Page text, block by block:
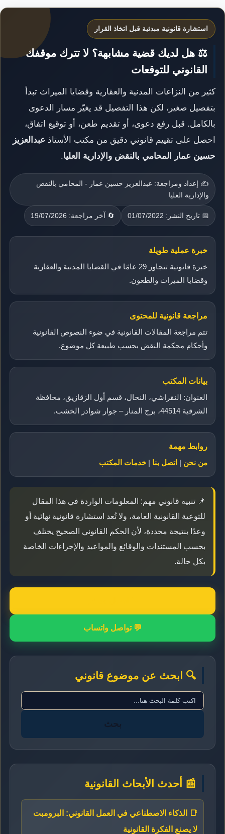
استشارة قانونية مبدئية قبل اتخاذ القرار
⚖️ هل لديك قضية مشابهة؟ لا تترك موقفك
القانوني للتوقعات
كثير من النزاعات المدنية والعقارية وقضايا الميراث تبدأ
بتفصيل صغير، لكن هذا التفصيل قد يغيّر مسار الدعوى
بالكامل. قبل رفع دعوى، أو تقديم طعن، أو توقيع اتفاق،
احصل على تقييم قانوني دقيق من مكتب الأستاذ عبدالعزيز
حسين عمار المحامي بالنقض والإدارية العليا.
✍️ إعداد ومراجعة: عبدالعزيز حسين عمار - المحامي بالنقض
والإدارية العليا
📅 تاريخ النشر: 01/07/2022 🔄 آخر مراجعة: 19/07/2026
خبرة عملية طويلة
خبرة قانونية تتجاوز 29 عامًا في القضايا المدنية والعقارية
وقضايا الميراث والطعون.
مراجعة قانونية للمحتوى
تتم مراجعة المقالات القانونية في ضوء النصوص القانونية
وأحكام محكمة النقض بحسب طبيعة كل موضوع.
بيانات المكتب
العنوان: النقراشي، النحال، قسم أول الزقازيق، محافظة
الشرقية 44514، برج المنار – جوار شوادر الخشب.
روابط مهمة
من نحن | اتصل بنا | خدمات المكتب
📌 تنبيه قانوني مهم: المعلومات الواردة في هذا المقال
للتوعية القانونية العامة، ولا تُعد استشارة قانونية نهائية أو
وعدًا بنتيجة محددة، لأن الحكم القانوني الصحيح يختلف
بحسب المستندات والوقائع والمواعيد والإجراءات الخاصة
بكل حالة.
💬 تواصل واتساب
🔍 ابحث عن موضوع قانوني
بحث
📰 أحدث الأبحاث القانونية
📑 الذكاء الاصطناعي في العمل القانوني: البرومبت
لا يصنع الفكرة القانونية